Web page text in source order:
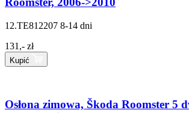
12.TE812207 8-14 dni
131,- zł
Kupić
Osłona zimowa, Škoda Roomster 5